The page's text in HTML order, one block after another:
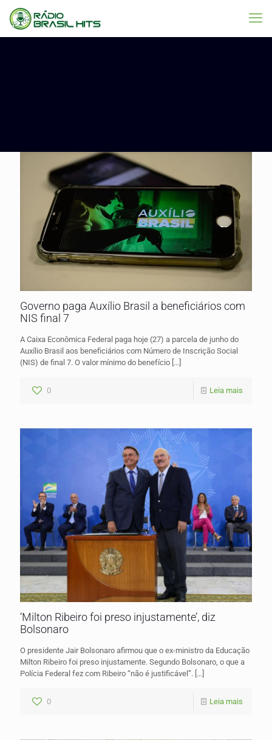
Governo paga Auxílio Brasil a beneficiários com
NIS final 7
A Caixa Econômica Federal paga hoje (27) a parcela de junho do
Auxílio Brasil aos beneficiários com Número de Inscrição Social
(NIS) de final 7. O valor mínimo do benefício […]
0 Leia mais
‘Milton Ribeiro foi preso injustamente’, diz
Bolsonaro
O presidente Jair Bolsonaro afirmou que o ex-ministro da Educação
Milton Ribeiro foi preso injustamente. Segundo Bolsonaro, o que a
Polícia Federal fez com Ribeiro “não é justificável”. […]
0 Leia mais